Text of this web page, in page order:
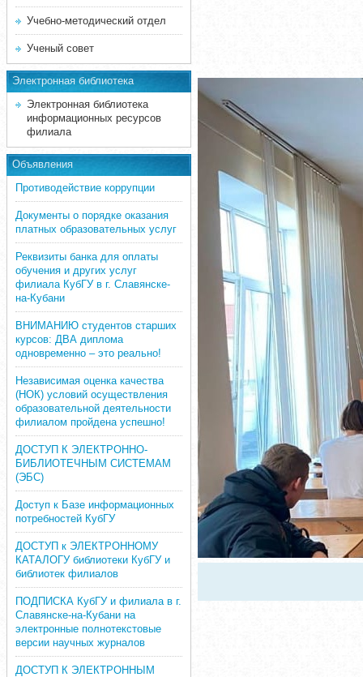
Учебно-методический отдел
Ученый совет
Электронная библиотека
Электронная библиотека
информационных ресурсов
филиала
Объявления
Противодействие коррупции
Документы о порядке оказания
платных образовательных услуг
Реквизиты банка для оплаты
обучения и других услуг
филиала КубГУ в г. Славянске-
на-Кубани
ВНИМАНИЮ студентов старших
курсов: ДВА диплома
одновременно – это реально!
Независимая оценка качества
(НОК) условий осуществления
образовательной деятельности
филиалом пройдена успешно!
ДОСТУП К ЭЛЕКТРОННО-
БИБЛИОТЕЧНЫМ СИСТЕМАМ
(ЭБС)
Доступ к Базе информационных
потребностей КубГУ
ДОСТУП к ЭЛЕКТРОННОМУ
КАТАЛОГУ библиотеки КубГУ и
библиотек филиалов
ПОДПИСКА КубГУ и филиала в г.
Славянске-на-Кубани на
электронные полнотекстовые
версии научных журналов
ДОСТУП К ЭЛЕКТРОННЫМ